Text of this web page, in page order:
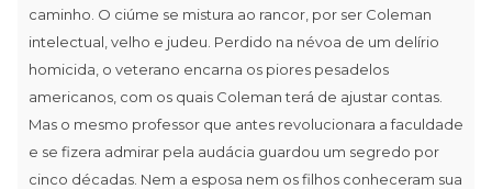
caminho. O ciúme se mistura ao rancor, por ser Coleman
intelectual, velho e judeu. Perdido na névoa de um delírio
homicida, o veterano encarna os piores pesadelos
americanos, com os quais Coleman terá de ajustar contas.
Mas o mesmo professor que antes revolucionara a faculdade
e se fizera admirar pela audácia guardou um segredo por
cinco décadas. Nem a esposa nem os filhos conheceram sua